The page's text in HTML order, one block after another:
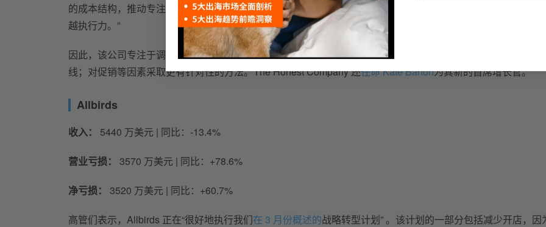
的成本结构，推动专注于我们业务中最具生产力的领域，提供品牌建设投资产生更大的影响，并提高整个企业
越执行力。”
因此，该公司专注于调整其定价以反映其优质产品；通过退出欧洲和亚洲等行动扩大毛利率，并停止低利润产品
线；对促销等因素采取更有针对性的方法。The Honest Company 还任命 Kate Barton为其新的首席增长官。
Allbirds
收入： 5440 万美元 | 同比：-13.4%
营业亏损： 3570 万美元 | 同比：+78.6%
净亏损： 3520 万美元 | 同比：+60.7%
高管们表示，Allbirds 正在“很好地执行我们在 3 月份概述的战略转型计划” 。该计划的一部分包括减少开店，因